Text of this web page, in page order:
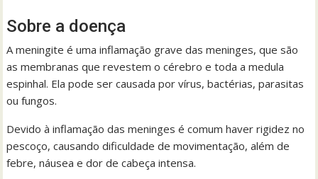
Sobre a doença
A meningite é uma inflamação grave das meninges, que são
as membranas que revestem o cérebro e toda a medula
espinhal. Ela pode ser causada por vírus, bactérias, parasitas
ou fungos.
Devido à inflamação das meninges é comum haver rigidez no
pescoço, causando dificuldade de movimentação, além de
febre, náusea e dor de cabeça intensa.